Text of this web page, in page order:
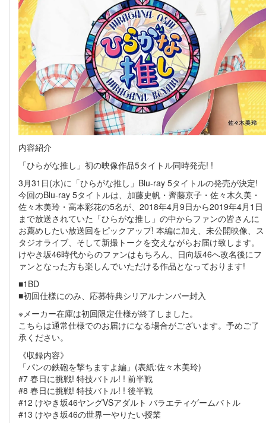
内容紹介
「ひらがな推し」初の映像作品5タイトル同時発売! !
3月31日(水)に「ひらがな推し」Blu-ray 5タイトルの発売が決定!
今回のBlu-ray 5タイトルは、加藤史帆・齊藤京子・佐々木久美・
佐々木美玲・高本彩花の5名が、2018年4月9日から2019年4月1日
まで放送されていた「ひらがな推し」の中からファンの皆さんに
お薦めしたい放送回をピックアップ! 本編に加え、未公開映像、ス
タジオライブ、そして新撮トークを交えながらお届け致します。
けやき坂46時代からのファンはもちろん、日向坂46へ改名後にフ
ァンとなった方も楽しんでいただける作品となっております!
■1BD
■初回仕様にのみ、応募特典シリアルナンバー封入
※メーカー在庫は初回限定仕様が終了しました。
こちらは通常仕様でのお届けになる場合がございます。予めご了
承ください。
《収録内容》
「パンの鉄砲を撃ちますよ編」(表紙:佐々木美玲)
#7 春日に挑戦! 特技バトル! ! 前半戦
#8 春日に挑戦! 特技バトル! ! 後半戦
#12 けやき坂46ヤングVSアダルト バラエティゲームバトル
#13 けやき坂46の世界一やりたい授業